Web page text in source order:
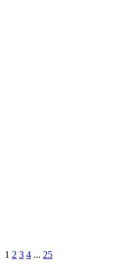
1 2 3 4 ... 25